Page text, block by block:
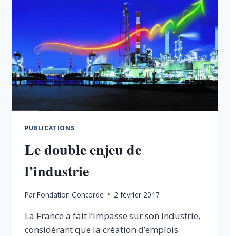
L’ÉCONOMIE
PUBLICATIONS
Le double enjeu de
l’industrie
ParFondation Concorde 2 février 2017
La France a fait l’impasse sur son industrie,
considérant que la création d’emplois